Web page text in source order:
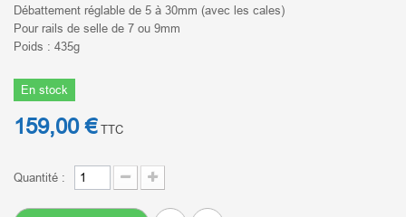
Débattement réglable de 5 à 30mm (avec les cales)
Pour rails de selle de 7 ou 9mm
Poids : 435g
En stock
159,00 €TTC
Quantité :